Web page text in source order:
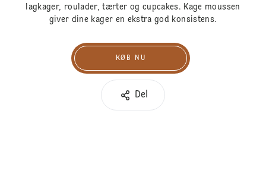
lagkager, roulader, tærter og cupcakes. Kage moussen
giver dine kager en ekstra god konsistens.
Køb nu
KØB NU
Del